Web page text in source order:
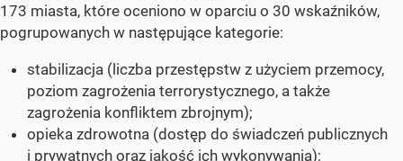
173 miasta, które oceniono w oparciu o 30 wskaźników,
pogrupowanych w następujące kategorie:
stabilizacja (liczba przestępstw z użyciem przemocy,
poziom zagrożenia terrorystycznego, a także
zagrożenia konfliktem zbrojnym);
opieka zdrowotna (dostęp do świadczeń publicznych
i prywatnych oraz jakość ich wykonywania);